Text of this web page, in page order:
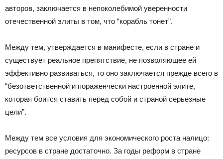
авторов, заключается в непоколебимой уверенности
отечественной элиты в том, что “корабль тонет”.
Между тем, утверждается в манифесте, если в стране и
существует реальное препятствие, не позволяющее ей
эффективно развиваться, то оно заключается прежде всего в
“безответственной и пораженчески настроенной элите,
которая боится ставить перед собой и страной серьезные
цели”.
Между тем все условия для экономического роста налицо:
ресурсов в стране достаточно. За годы реформ в стране